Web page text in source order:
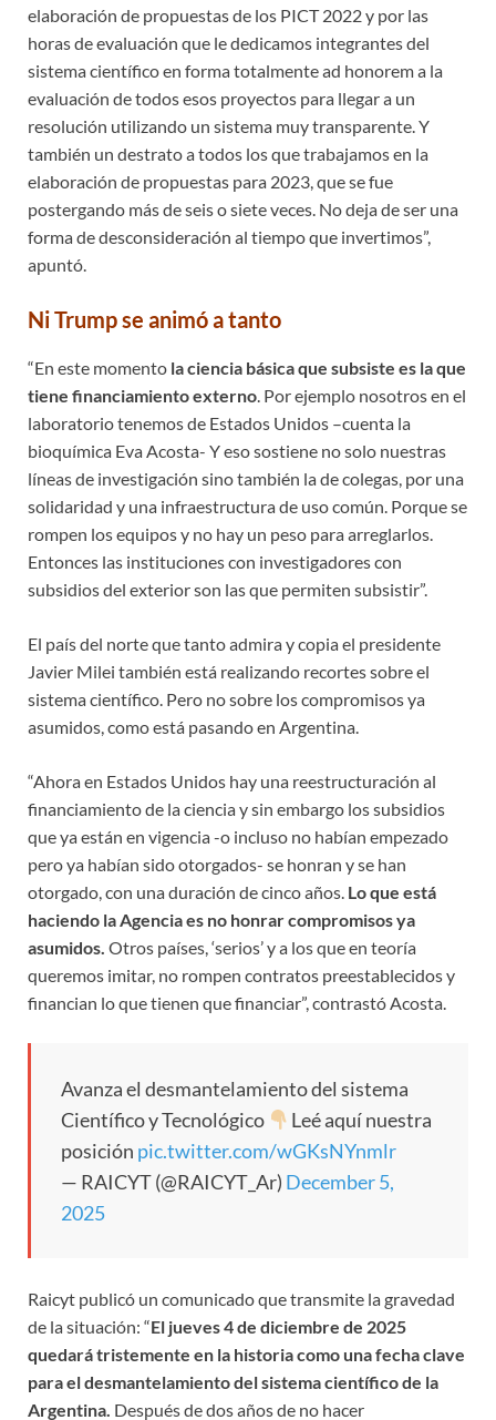
elaboración de propuestas de los PICT 2022 y por las
horas de evaluación que le dedicamos integrantes del
sistema científico en forma totalmente ad honorem a la
evaluación de todos esos proyectos para llegar a un
resolución utilizando un sistema muy transparente. Y
también un destrato a todos los que trabajamos en la
elaboración de propuestas para 2023, que se fue
postergando más de seis o siete veces. No deja de ser una
forma de desconsideración al tiempo que invertimos”,
apuntó.
Ni Trump se animó a tanto
“En este momento la ciencia básica que subsiste es la que
tiene financiamiento externo. Por ejemplo nosotros en el
laboratorio tenemos de Estados Unidos –cuenta la
bioquímica Eva Acosta- Y eso sostiene no solo nuestras
líneas de investigación sino también la de colegas, por una
solidaridad y una infraestructura de uso común. Porque se
rompen los equipos y no hay un peso para arreglarlos.
Entonces las instituciones con investigadores con
subsidios del exterior son las que permiten subsistir”.
El país del norte que tanto admira y copia el presidente
Javier Milei también está realizando recortes sobre el
sistema científico. Pero no sobre los compromisos ya
asumidos, como está pasando en Argentina.
“Ahora en Estados Unidos hay una reestructuración al
financiamiento de la ciencia y sin embargo los subsidios
que ya están en vigencia -o incluso no habían empezado
pero ya habían sido otorgados- se honran y se han
otorgado, con una duración de cinco años. Lo que está
haciendo la Agencia es no honrar compromisos ya
asumidos. Otros países, ‘serios’ y a los que en teoría
queremos imitar, no rompen contratos preestablecidos y
financian lo que tienen que financiar”, contrastó Acosta.
Avanza el desmantelamiento del sistema
Científico y Tecnológico
Leé aquí nuestra
posición pic.twitter.com/wGKsNYnmlr
— RAICYT (@RAICYT_Ar) December 5,
2025
Raicyt publicó un comunicado que transmite la gravedad
de la situación: “El jueves 4 de diciembre de 2025
quedará tristemente en la historia como una fecha clave
para el desmantelamiento del sistema científico de la
Argentina. Después de dos años de no hacer